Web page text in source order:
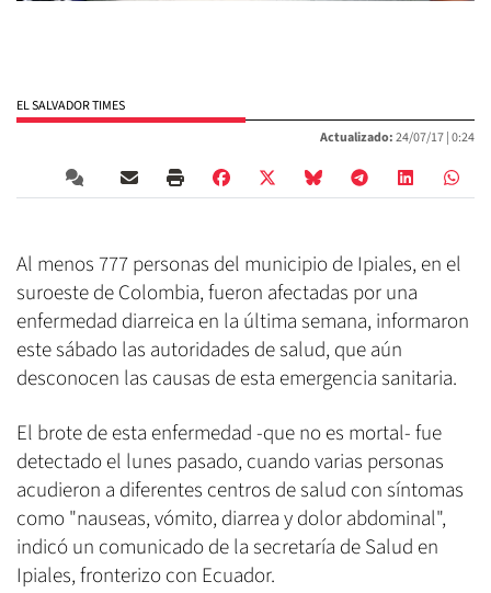
EL SALVADOR TIMES
Actualizado:24/07/17 |0:24
Al menos 777 personas del municipio de Ipiales, en el
suroeste de Colombia, fueron afectadas por una
enfermedad diarreica en la última semana, informaron
este sábado las autoridades de salud, que aún
desconocen las causas de esta emergencia sanitaria.
El brote de esta enfermedad -que no es mortal- fue
detectado el lunes pasado, cuando varias personas
acudieron a diferentes centros de salud con síntomas
como "nauseas, vómito, diarrea y dolor abdominal",
indicó un comunicado de la secretaría de Salud en
Ipiales, fronterizo con Ecuador.